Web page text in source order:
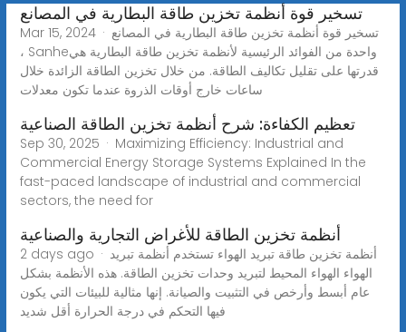
تسخير قوة أنظمة تخزين طاقة البطارية في المصانع
Mar 15, 2024 · تسخير قوة أنظمة تخزين طاقة البطارية في المصانع
، Sanheواحدة من الفوائد الرئيسية لأنظمة تخزين طاقة البطارية هي
قدرتها على تقليل تكاليف الطاقة. من خلال تخزين الطاقة الزائدة خلال
ساعات خارج أوقات الذروة عندما تكون معدلات
تعظيم الكفاءة: شرح أنظمة تخزين الطاقة الصناعية
Sep 30, 2025 · Maximizing Efficiency: Industrial and
Commercial Energy Storage Systems Explained In the
fast-paced landscape of industrial and commercial
sectors, the need for
أنظمة تخزين الطاقة للأغراض التجارية والصناعية
2 days ago · أنظمة تخزين طاقة تبريد الهواء تستخدم أنظمة تبريد
الهواء الهواء المحيط لتبريد وحدات تخزين الطاقة. هذه الأنظمة بشكل
عام أبسط وأرخص في التثبيت والصيانة. إنها مثالية للبيئات التي يكون
فيها التحكم في درجة الحرارة أقل شديد